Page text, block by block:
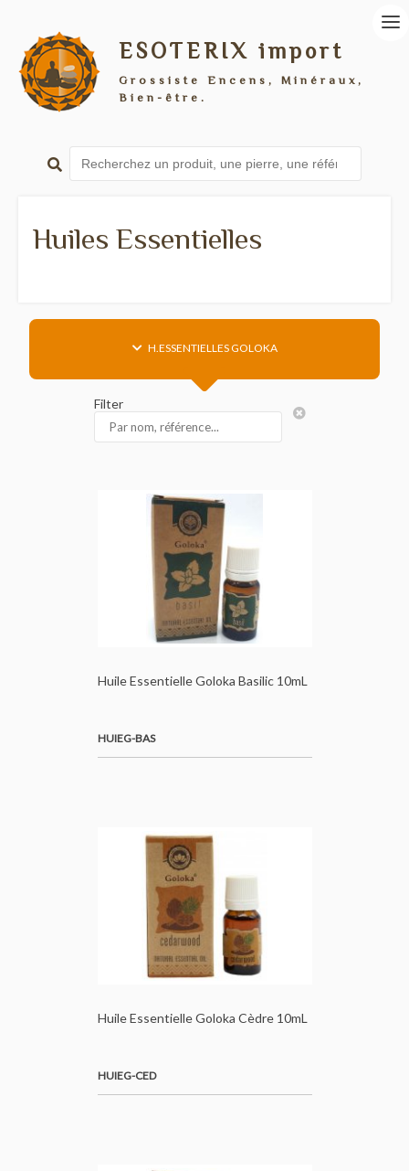
ESOTERIX import
Grossiste Encens, Minéraux,
Bien-être.
Huiles Essentielles
H.ESSENTIELLES GOLOKA
Filter
Huile Essentielle Goloka Basilic 10mL
HUIEG-BAS
Huile Essentielle Goloka Cèdre 10mL
HUIEG-CED